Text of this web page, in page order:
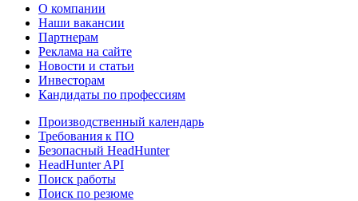
О компании
Наши вакансии
Партнерам
Реклама на сайте
Новости и статьи
Инвесторам
Кандидаты по профессиям
Производственный календарь
Требования к ПО
Безопасный HeadHunter
HeadHunter API
Поиск работы
Поиск по резюме